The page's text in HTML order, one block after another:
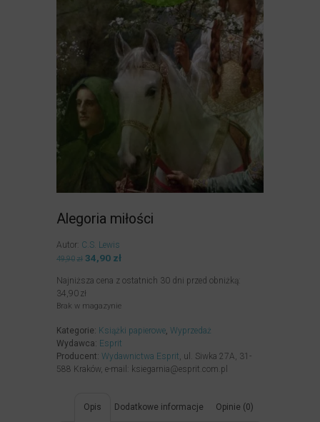
Alegoria miłości
Autor: C.S. Lewis
49,90zł Pierwotna
wynosiła:
49,90zł.
34,90 złAktualna
wynosi:
Najniższa cena z ostatnich 30 dni przed obniżką:
34,90 zł
Brak w magazynie
Kategorie: Książki papierowe, Wyprzedaż
Wydawca: Esprit
Producent: Wydawnictwa Esprit, ul. Siwka 27A, 31-
588 Kraków, e-mail: ksiegarnia@esprit.com.pl
Opis Dodatkowe informacje Opinie (0)